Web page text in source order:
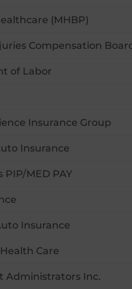
(MHBP)
Compensation
of Labor
Insurance Group
Insurance
PIP/MED PAY
Insurance
Care
Administrators Inc.